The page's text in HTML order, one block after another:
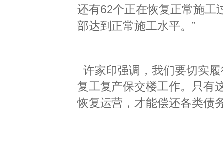
还有62个正在恢复正常施工
部达到正常施工水平。”
许家印强调，我们要切实
复工复产保交楼工作。只有
恢复运营，才能偿还各类债